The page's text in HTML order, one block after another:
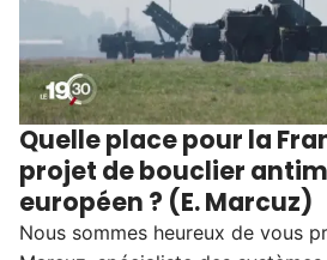
Quelle place pour la
projet de bouclier
européen ? (E. Marcuz)
Nous sommes heureux de vous